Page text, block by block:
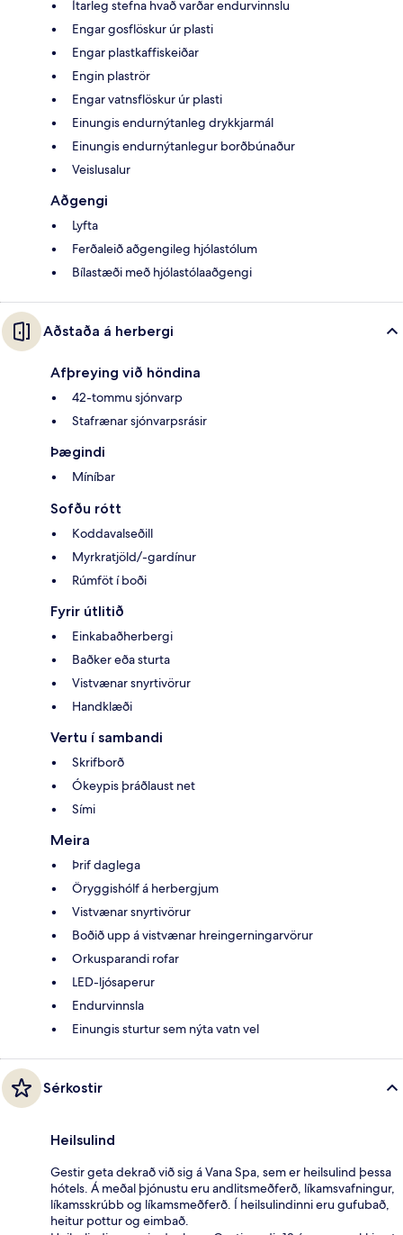
Ítarleg stefna hvað varðar endurvinnslu
Engar gosflöskur úr plasti
Engar plastkaffiskeiðar
Engin plaströr
Engar vatnsflöskur úr plasti
Einungis endurnýtanleg drykkjarmál
Einungis endurnýtanlegur borðbúnaður
Veislusalur
Aðgengi
Lyfta
Ferðaleið aðgengileg hjólastólum
Bílastæði með hjólastólaaðgengi
Aðstaða á herbergi
Afþreying við höndina
42-tommu sjónvarp
Stafrænar sjónvarpsrásir
Þægindi
Míníbar
Sofðu rótt
Koddavalseðill
Myrkratjöld/-gardínur
Rúmföt í boði
Fyrir útlitið
Einkabaðherbergi
Baðker eða sturta
Vistvænar snyrtivörur
Handklæði
Vertu í sambandi
Skrifborð
Ókeypis þráðlaust net
Sími
Meira
Þrif daglega
Öryggishólf á herbergjum
Vistvænar snyrtivörur
Boðið upp á vistvænar hreingerningarvörur
Orkusparandi rofar
LED-ljósaperur
Endurvinnsla
Einungis sturtur sem nýta vatn vel
Sérkostir
Heilsulind
Gestir geta dekrað við sig á Vana Spa, sem er heilsulind þessa
hótels. Á meðal þjónustu eru andlitsmeðferð, líkamsvafningur,
líkamsskrúbb og líkamsmeðferð. Í heilsulindinni eru gufubað,
heitur pottur og eimbað.